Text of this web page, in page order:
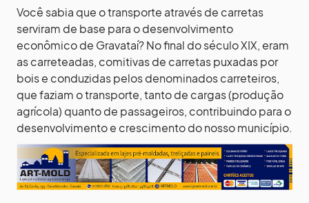
Você sabia que o transporte através de carretas
serviram de base para o desenvolvimento
econômico de Gravataí? No final do século XIX, eram
as carreteadas, comitivas de carretas puxadas por
bois e conduzidas pelos denominados carreteiros,
que faziam o transporte, tanto de cargas (produção
agrícola) quanto de passageiros, contribuindo para o
desenvolvimento e crescimento do nosso município.